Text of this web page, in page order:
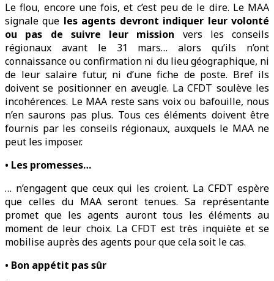
Le flou, encore une fois, et c’est peu de le dire. Le MAA
signale que les agents devront indiquer leur volonté
ou pas de suivre leur mission vers les conseils
régionaux avant le 31 mars… alors qu’ils n’ont
connaissance ou confirmation ni du lieu géographique, ni
de leur salaire futur, ni d’une fiche de poste. Bref ils
doivent se positionner en aveugle. La CFDT soulève les
incohérences. Le MAA reste sans voix ou bafouille, nous
n’en saurons pas plus. Tous ces éléments doivent être
fournis par les conseils régionaux, auxquels le MAA ne
peut les imposer.
• Les promesses…
… n’engagent que ceux qui les croient. La CFDT espère
que celles du MAA seront tenues. Sa représentante
promet que les agents auront tous les éléments au
moment de leur choix. La CFDT est très inquiète et se
mobilise auprès des agents pour que cela soit le cas.
• Bon appétit pas sûr